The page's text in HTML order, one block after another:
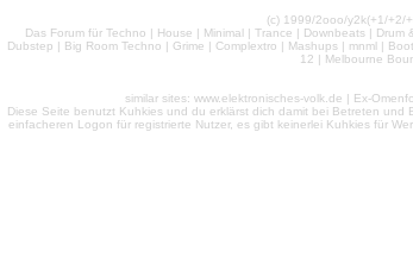
(c) 1999/2ooo/y2k(+1/+2/
Das Forum für Techno | House | Minimal | Trance | Downbeats |
Dubstep | Big Room Techno | Grime | Complextro | Mashups | mnml |
12 | Melbourne
similar sites: www.elektronisches-volk.de | Ex-
Diese Seite benutzt Kuhkies und du erklärst dich damit bei Betreten
einfacheren Logon für registrierte Nutzer, es gibt keinerlei Kuhkies für